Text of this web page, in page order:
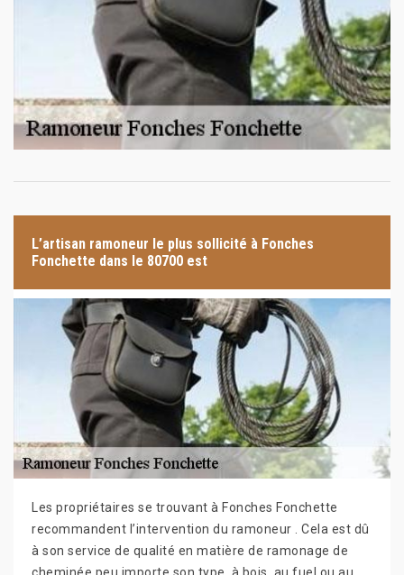
L’artisan ramoneur le plus sollicité à Fonches
Fonchette dans le 80700 est
Les propriétaires se trouvant à Fonches Fonchette
recommandent l’intervention du ramoneur . Cela est dû
à son service de qualité en matière de ramonage de